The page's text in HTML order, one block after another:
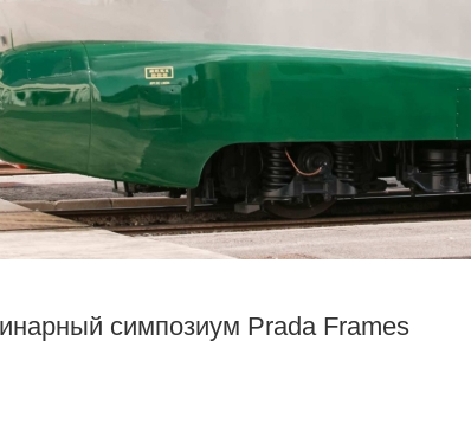
симпозиум Prada Frames